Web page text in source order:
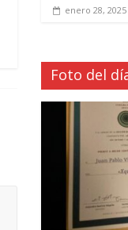
enero 28, 2025
Foto del